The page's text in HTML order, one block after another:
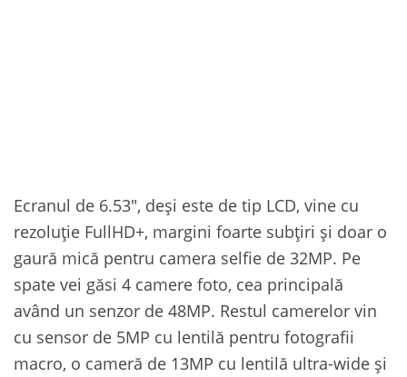
Ecranul de 6.53″, deși este de tip LCD, vine cu
rezoluție FullHD+, margini foarte subțiri și doar o
gaură mică pentru camera selfie de 32MP. Pe
spate vei găsi 4 camere foto, cea principală
având un senzor de 48MP. Restul camerelor vin
cu sensor de 5MP cu lentilă pentru fotografii
macro, o cameră de 13MP cu lentilă ultra-wide și